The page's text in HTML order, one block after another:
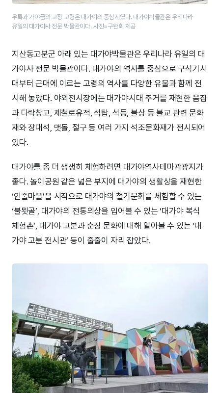
우륵과 가야금의 고장 고령은 대가야의 중심지였다. 대가야박물관은 우리나라
유일의 대가야사 전문 박물관이다. 사진=구완회 제공
지산동고분군 아래 있는 대가야박물관은 우리나라 유일의 대
가야사 전문 박물관이다. 대가야의 역사를 중심으로 구석기시
대부터 근대에 이르는 고령의 역사를 다양한 유물과 함께 전
시해 놓았다. 야외전시장에는 대가야시대 주거를 재현한 움집
과 다락창고, 제철로유적, 석탑, 석등, 불상 등 불교 관련 문화
재와 장대석, 맷돌, 절구 등 여러 가지 석조문화재가 전시되어
있다.
대가야를 좀 더 생생히 체험하려면 대가야역사테마관광지가
좋다. 놀이공원 같은 넓은 부지에 대가야의 생활상을 재현한
‘인줄마을’을 시작으로 대가야의 철기문화를 체험할 수 있는
‘불묏골’, 대가야의 전통의상을 입어볼 수 있는 ‘대가야 복식
체험촌’, 대가야 고분과 순장 문화에 대해 알아볼 수 있는 ‘대
가야 고분 전시관’ 등이 줄줄이 자리 잡았다.